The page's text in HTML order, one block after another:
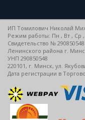
ИП Томилович Николай
Режим работы: Пн , Вт , Ср ,
Свидетельство №
Ленинского района г.
УНП 290850548
220101, г. Минск, ул.
Дата регистрации в